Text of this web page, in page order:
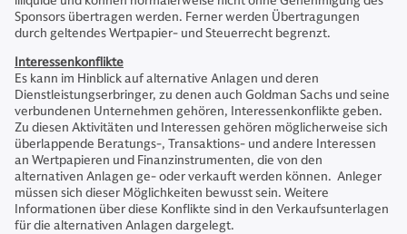
Sponsors übertragen werden. Ferner werden Übertragungen
durch geltendes Wertpapier- und Steuerrecht begrenzt.
Interessenkonflikte
Es kann im Hinblick auf alternative Anlagen und deren
Dienstleistungserbringer, zu denen auch Goldman Sachs und seine
verbundenen Unternehmen gehören, Interessenkonflikte geben.
Zu diesen Aktivitäten und Interessen gehören möglicherweise sich
überlappende Beratungs-, Transaktions- und andere Interessen
an Wertpapieren und Finanzinstrumenten, die von den
alternativen Anlagen ge- oder verkauft werden können. Anleger
müssen sich dieser Möglichkeiten bewusst sein. Weitere
Informationen über diese Konflikte sind in den Verkaufsunterlagen
für die alternativen Anlagen dargelegt.